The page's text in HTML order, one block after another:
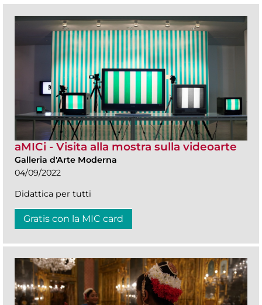
aMICi - Visita alla mostra sulla videoarte
Galleria d'Arte Moderna
04/09/2022
Didattica per tutti
Gratis con la MIC card